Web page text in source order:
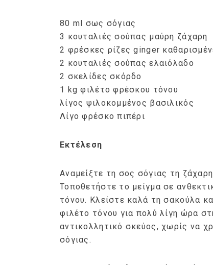
80 ml σως σόγιας
3 κουταλιές σούπας μαύρη ζάχαρη
2 φρέσκες ρίζες ginger
2 κουταλιές σούπας ελαιόλαδο
2 σκελίδες σκόρδο
1 kg φιλέτο φρέσκου τόνου
λίγος ψιλοκομμένος βασιλικός
Λίγο φρέσκο πιπέρι
Εκτέλεση
Αναμείξτε τη σος σόγιας τη
Τοποθετήστε το μείγμα σε
τόνου. Κλείστε καλά τη σακούλα
φιλέτο τόνου για πολύ λίγη ώρα
αντικολλητικό σκεύος, χωρίς να
σόγιας.